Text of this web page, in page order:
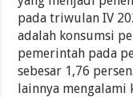
pada triwulan IV
adalah konsumsi
pemerintah pada
sebesar 1,76
lainnya mengalami